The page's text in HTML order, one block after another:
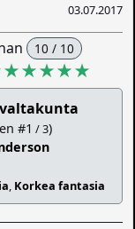
03.07.2017
10 / 10
#1 / 3)
, Korkea fantasia